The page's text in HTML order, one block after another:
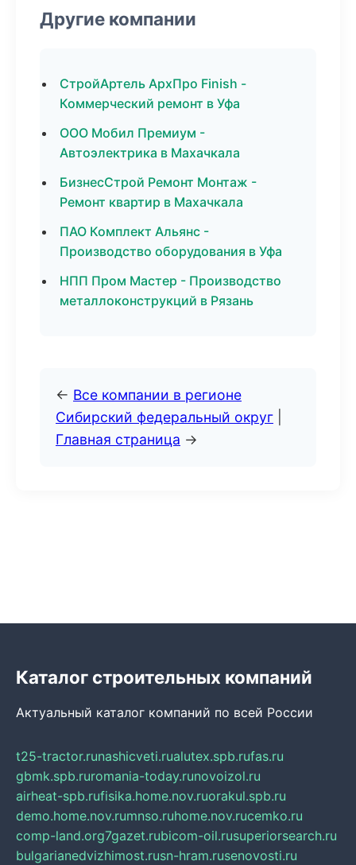
Другие компании
СтройАртель АрхПро Finish -
Коммерческий ремонт в Уфа
ООО Мобил Премиум -
Автоэлектрика в Махачкала
БизнесСтрой Ремонт Монтаж -
Ремонт квартир в Махачкала
ПАО Комплект Альянс -
Производство оборудования в Уфа
НПП Пром Мастер - Производство
металлоконструкций в Рязань
← Все компании в регионе
Сибирский федеральный округ
Главная страница →
Каталог строительных компаний
Актуальный каталог компаний по всей России
t25-tractor.runashicveti.rualutex.spb.rufas.ru
gbmk.spb.ruromania-today.runovoizol.ru
airheat-spb.rufisika.home.nov.ruorakul.spb.ru
demo.home.nov.rumnso.ruhome.nov.rucemko.ru
comp-land.org7gazet.rubicom-oil.rusuperiorsearch.ru
bulgarianedvizhimost.rusn-hram.rusenovosti.ru